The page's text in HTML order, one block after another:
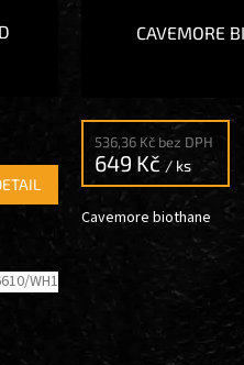
CAVEMORE
536,36 Kč bez DPH
649 Kč / ks
Cavemore biothane
WH1